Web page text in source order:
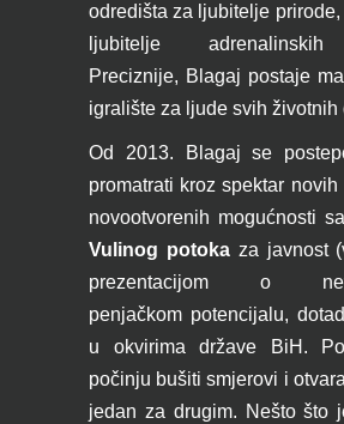
odredišta za ljubitelje prirode,
ljubitelje adrenalinskih
Preciznije, Blagaj postaje
igralište za ljude svih životnih
Od 2013. Blagaj se
promatrati kroz spektar
novootvorenih mogućnosti
Vulinog potokaza javnost
prezentacijom o
penjačkom potencijalu,
u okvirima države BiH.
počinju bušiti smjerovi i
jedan za drugim. Nešto što